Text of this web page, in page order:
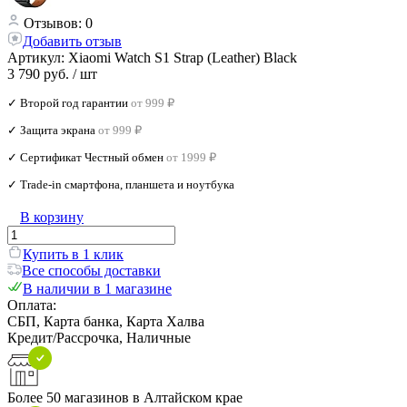
Отзывов: 0
Добавить отзыв
Артикул: Xiaomi Watch S1 Strap (Leather) Black
3 790 руб. / шт
✓ Второй год гарантии от 999 ₽
✓ Защита экрана от 999 ₽
✓ Сертификат Честный обмен от 1999 ₽
✓ Trade‑in смартфона, планшета и ноутбука
В корзину
Купить в 1 клик
Все способы доставки
В наличии в 1 магазине
Оплата:
СБП, Карта банка, Карта Халва
Кредит/Рассрочка, Наличные
Более 50 магазинов в Алтайском крае